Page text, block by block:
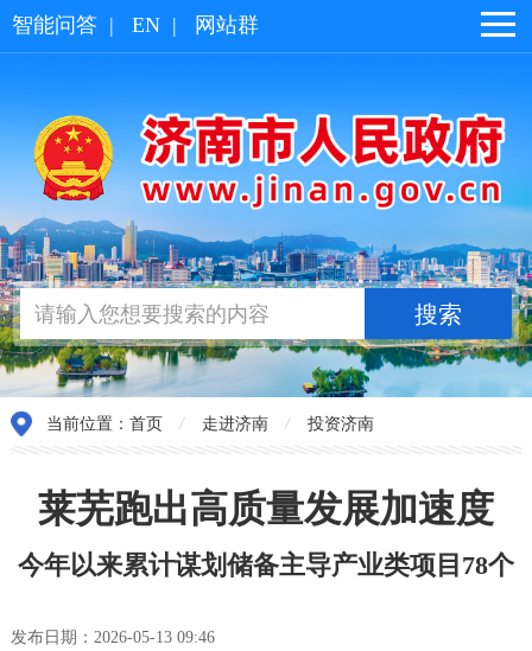
智能问答 | EN | 网站群
当前位置： 首页 / 走进济南 / 投资济南
莱芜跑出高质量发展加速度
今年以来累计谋划储备主导产业类项目78个
发布日期：2026-05-13 09:46